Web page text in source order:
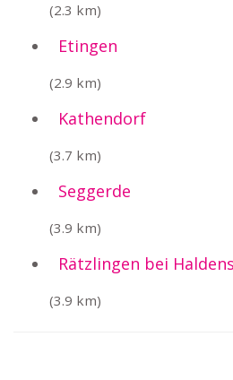
(2.3 km)
Etingen
(2.9 km)
Kathendorf
(3.7 km)
Seggerde
(3.9 km)
Rätzlingen bei
(3.9 km)